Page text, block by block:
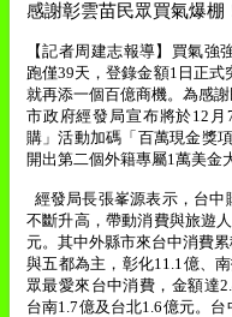
感謝彰雲苗民眾買氣爆棚
【記者周建志報導】買氣強
跑僅39天，登錄金額1 日正式
就再添一個百億商機。為感
市政府經發局宣布將於12 月
購」活動加碼「百萬現金獎
開出第二個外籍專屬1 萬美金
經發局長張峯源表示，台
不斷升高，帶動消費與旅遊
元。其中外縣市來台中消費累
與五都為主，彰化11.1 億、
眾最愛來台中消費，金額達
台南1.7億及台北1.6億元。台